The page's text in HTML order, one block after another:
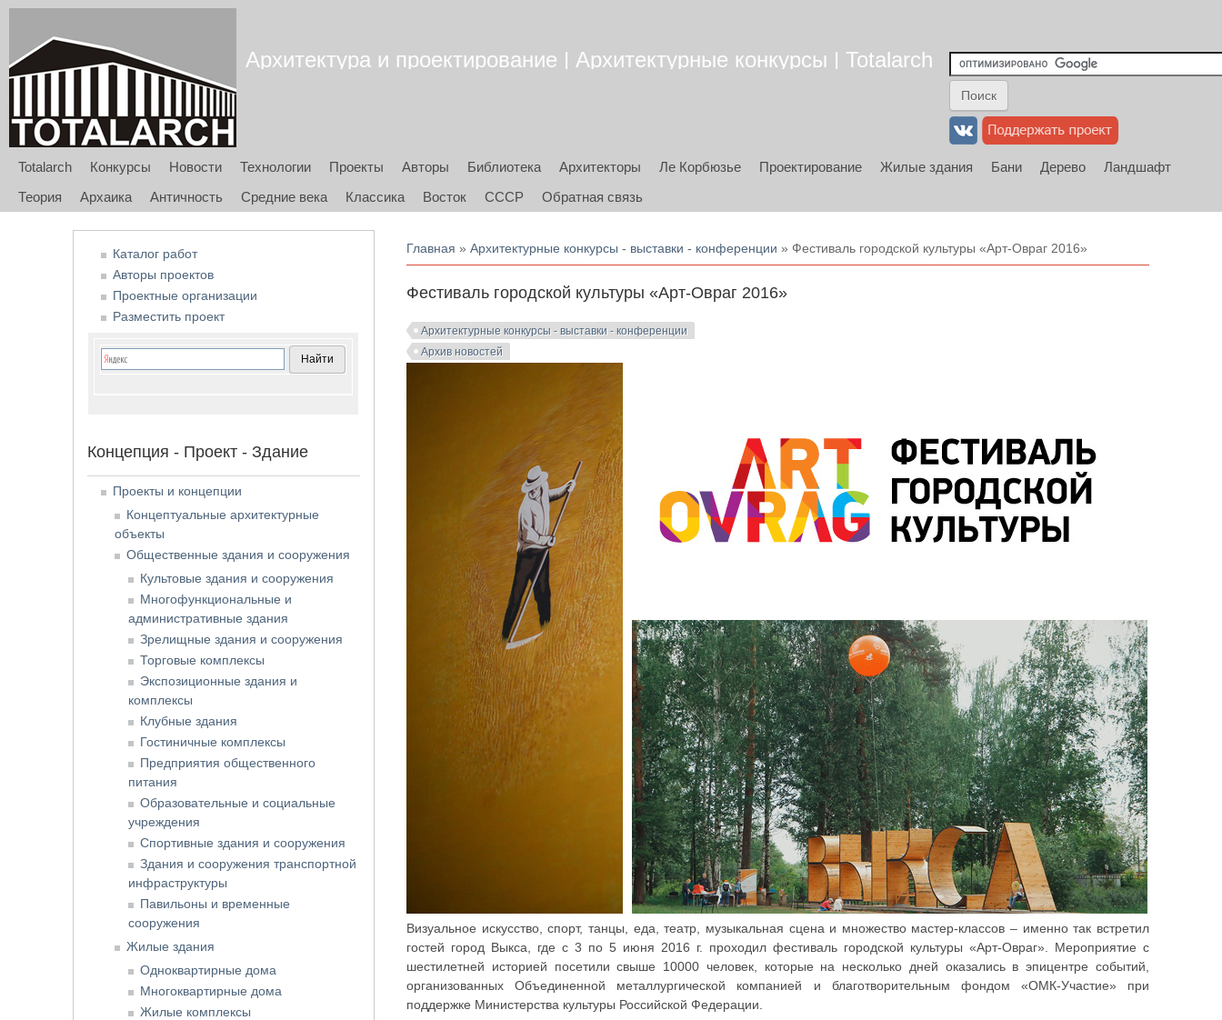
Архитектура и проектирование | Архитектурные конкурсы | Totalarch
Totalarch Конкурсы Новости Технологии Проекты Авторы Библиотека Архитекторы Ле Корбюзье Проектирование Жилые здания Бани Дерево
Ландшафт
Теория
Архаика Античность Средние века Классика Восток СССР Обратная связь
Вы здесь
Главная »Архитектурные конкурсы - выставки - конференции » Фестиваль городской культуры «Арт-Овраг 2016»
Фестиваль городской культуры «Арт-Овраг 2016»
Архитектурные конкурсы - выставки - конференции
Архив новостей
Визуальное искусство, спорт, танцы, еда, театр, музыкальная сцена и множество мастер-классов – именно так встретил
гостей город Выкса, где с 3 по 5 июня 2016 г. проходил фестиваль городской культуры «Арт-Овраг». Мероприятие с
шестилетней историей посетили свыше 10000 человек, которые на несколько дней оказались в эпицентре событий,
организованных Объединенной металлургической компанией и благотворительным фондом «ОМК-Участие» при
поддержке Министерства культуры Российской Федерации.
Каталог работ
Авторы проектов
Проектные организации
Разместить проект
Концепция - Проект - Здание
Проекты и концепции
Концептуальные архитектурные
объекты
Общественные здания и сооружения
Культовые здания и сооружения
Многофункциональные и
административные здания
Зрелищные здания и сооружения
Торговые комплексы
Экспозиционные здания и
комплексы
Клубные здания
Гостиничные комплексы
Предприятия общественного
питания
Образовательные и социальные
учреждения
Спортивные здания и сооружения
Здания и сооружения транспортной
инфраструктуры
Павильоны и временные
сооружения
Жилые здания
Одноквартирные дома
Многоквартирные дома
Жилые комплексы